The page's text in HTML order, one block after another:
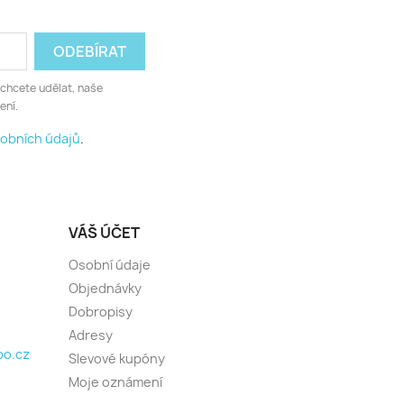
udělat, naše
údajů.
VÁŠ ÚČET
Osobní údaje
Objednávky
Dobropisy
Adresy
Slevové kupóny
Moje oznámení